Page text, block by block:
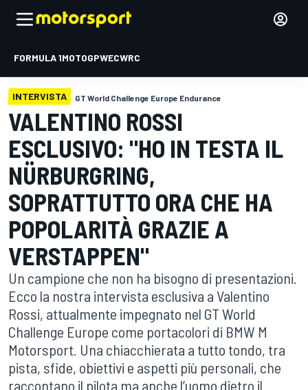
FORMULA 1MOTOGPWECWRC
INTERVISTA GT World Challenge Europe Endurance
VALENTINO ROSSI
ESCLUSIVO: "HO IN TESTA IL
NÜRBURGRING,
SOPRATTUTTO ORA CHE HA
POPOLARITÀ GRAZIE A
VERSTAPPEN"
Un campione che non ha bisogno di presentazioni.
Ecco la nostra intervista esclusiva a Valentino
Rossi, attualmente impegnato nel GT World
Challenge Europe come portacolori di BMW M
Motorsport. Una chiacchierata a tutto tondo, tra
pista, sfide, obiettivi e aspetti più personali, che
raccontano il pilota ma anche l’uomo dietro il